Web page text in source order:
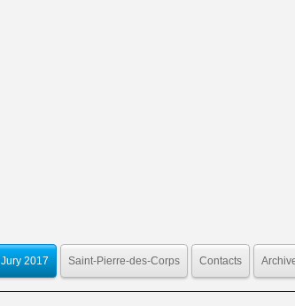
Jury 2017 Saint-Pierre-des-Corps Contacts